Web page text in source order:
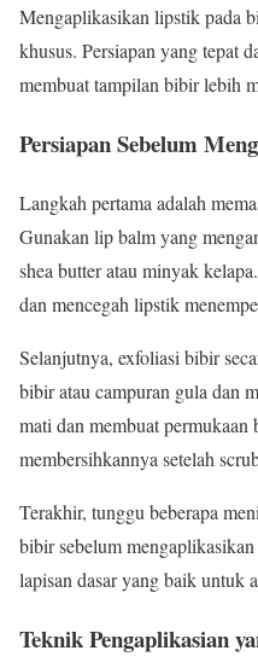
Mengaplikasikan lipstik pada
khusus. Persiapan yang tepat
membuat tampilan bibir lebih
Persiapan Sebelum
Langkah pertama adalah
Gunakan lip balm yang
shea butter atau minyak
dan mencegah lipstik
Selanjutnya, exfoliasi bibir
bibir atau campuran gula dan
mati dan membuat
membersihkannya setelah
Terakhir, tunggu beberapa
bibir sebelum
lapisan dasar yang baik untuk
Teknik Pengaplikasian